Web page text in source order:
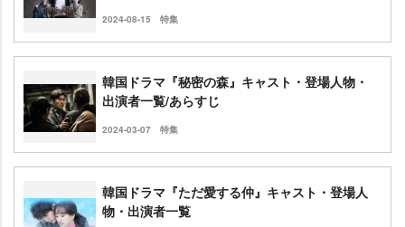
2024-08-15 特集
韓国ドラマ『秘密の森』キャスト・登場人物・
出演者一覧/あらすじ
2024-03-07 特集
韓国ドラマ『ただ愛する仲』キャスト・登場人
物・出演者一覧